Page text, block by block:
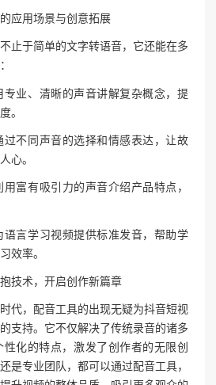
应用场景与创意拓展
止于简单的文字转语音，它还能在多
专业、清晰的声音讲解复杂概念，提
。
过不同声音的选择和情感表达，让故
心。
富有吸引力的声音介绍产品特点，
语言学习视频提供标准发音，帮助学
效率。
技术，开启创作新篇章
代，配音工具的出现无疑为抖音短视
支持。它不仅解决了传统录音的诸多
化的特点，激发了创作者的无限创
是专业团队，都可以通过配音工具，